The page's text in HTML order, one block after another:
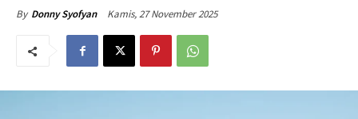
By Donny Syofyan Kamis, 27 November 2025